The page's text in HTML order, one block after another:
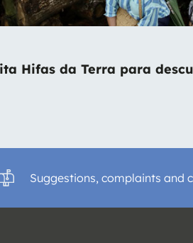
Hifas da Terra para
Suggestions, complaints and